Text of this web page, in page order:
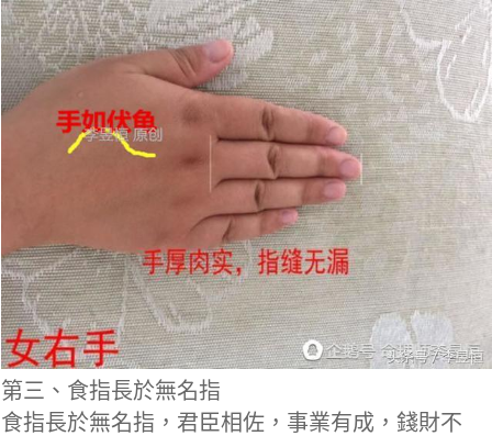
第三、食指長於無名指
食指長於無名指，君臣相佐，事業有成，錢財不